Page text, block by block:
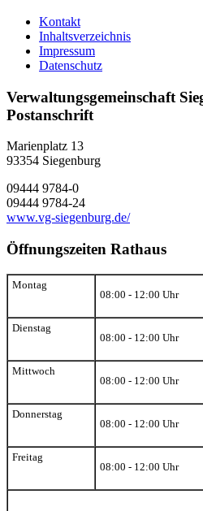
Kontakt
Inhaltsverzeichnis
Impressum
Datenschutz
Verwaltungsgemeinschaft
Postanschrift
Marienplatz 13
93354 Siegenburg
09444 9784-0
09444 9784-24
www.vg-siegenburg.de/
Öffnungszeiten Rathaus
Montag
08:00 - 12:00 Uhr
Dienstag
08:00 - 12:00 Uhr
Mittwoch
08:00 - 12:00 Uhr
Donnerstag
08:00 - 12:00 Uhr
Freitag
08:00 - 12:00 Uhr